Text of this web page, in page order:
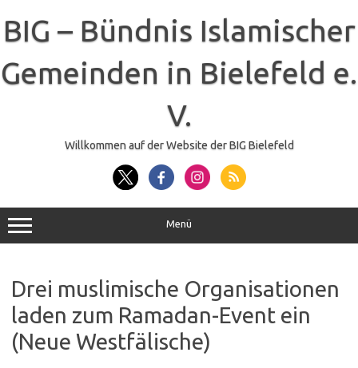
springen
BIG – Bündnis Islamischer
Gemeinden in Bielefeld e.
V.
Willkommen auf der Website der BIG Bielefeld
Menü
Drei muslimische Organisationen
laden zum Ramadan-Event ein
(Neue Westfälische)